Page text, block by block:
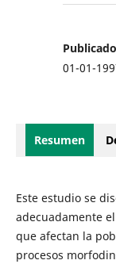
Publicado
01-01-
Resumen
Este estudio se
adecuadamente
que afectan la
procesos